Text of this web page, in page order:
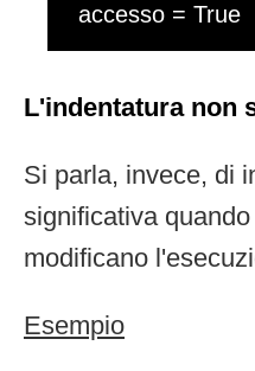
accesso = True
L'indentatura non
Si parla, invece, di
significativa
modificano
Esempio